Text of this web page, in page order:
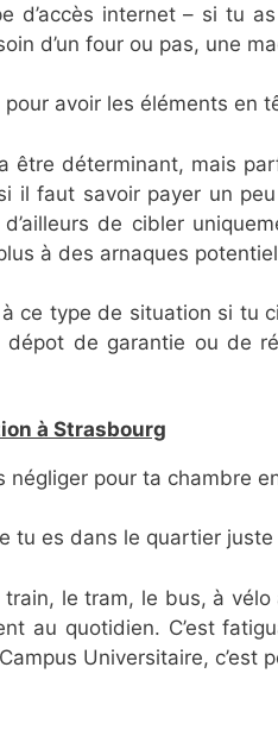
d’accès internet – si tu
d’un four ou pas, une
avoir les éléments en
déterminant, mais
il faut savoir payer un
de cibler
à des arnaques
ce type de situation si
de garantie ou de
à Strasbourg
pour ta chambre
tu es dans le quartier
le tram, le bus, à
au quotidien. C’est
Universitaire, c’est